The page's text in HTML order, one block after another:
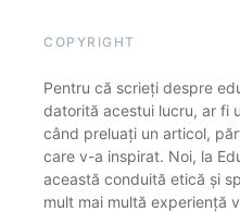
COPYRIGHT
Pentru că scrieți despre
datorită acestui lucru, ar fi
când preluați un articol,
care v-a inspirat. Noi, la
această conduită etică și
mult mai multă experiență